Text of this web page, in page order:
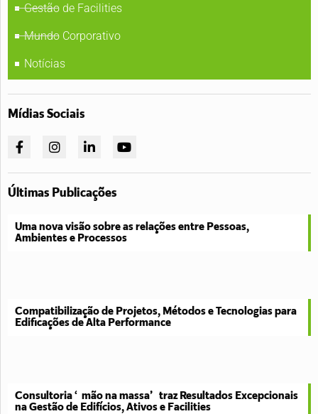
Gestão de Facilities
Mundo Corporativo
Notícias
Mídias Sociais
Últimas Publicações
Uma nova visão sobre as relações entre Pessoas,
Ambientes e Processos
Compatibilização de Projetos, Métodos e Tecnologias para
Edificações de Alta Performance
Consultoria “mão na massa” traz Resultados Excepcionais
na Gestão de Edifícios, Ativos e Facilities